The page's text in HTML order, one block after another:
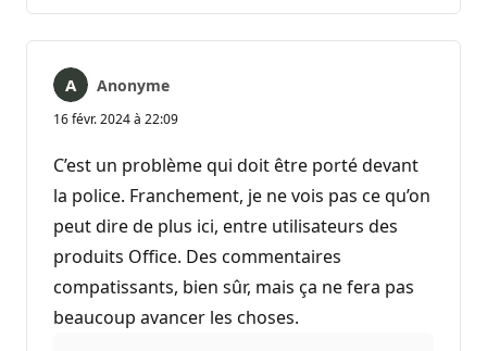
Anonyme
16 févr. 2024 à 22:09
C’est un problème qui doit être porté devant
la police. Franchement, je ne vois pas ce qu’on
peut dire de plus ici, entre utilisateurs des
produits Office. Des commentaires
compatissants, bien sûr, mais ça ne fera pas
beaucoup avancer les choses.